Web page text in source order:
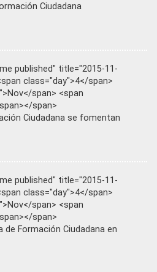
Ciudadana
published" title="2015-11-
class="day">4</span>
span> <span
span>
Ciudadana se fomentan
published" title="2015-11-
class="day">4</span>
span> <span
span>
de Formación Ciudadana en